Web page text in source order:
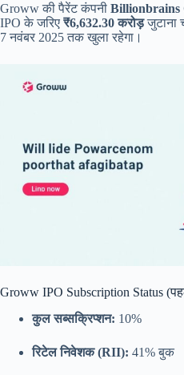
Groww की पैरेंट कंपनी Billionbrains
IPO के जरिए ₹6,632.30 करोड़जुटाना
7 नवंबर 2025 तक खुला रहेगा।
Groww IPO Subscription Status
कुल सब्सक्रिप्शन: 10%
रिटेल निवेशक (RII): 41% बुक